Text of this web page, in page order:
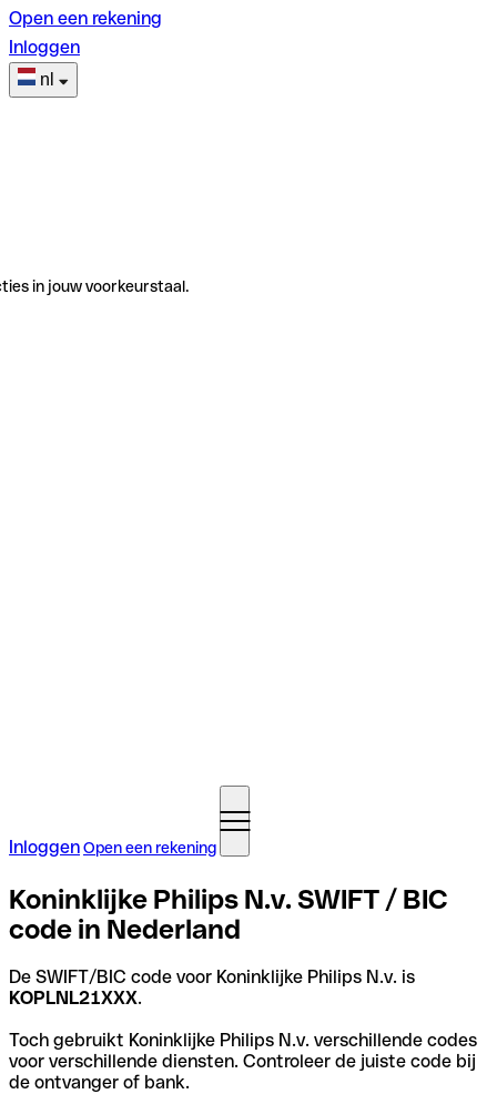
Open een rekening
Inloggen
nl
in jouw voorkeurstaal.
InloggenOpen een rekening
Koninklijke Philips N.v. SWIFT / BIC
code in Nederland
De SWIFT/BIC code voor Koninklijke Philips N.v. is
KOPLNL21XXX.
Toch gebruikt Koninklijke Philips N.v. verschillende codes
voor verschillende diensten. Controleer de juiste code bij
de ontvanger of bank.